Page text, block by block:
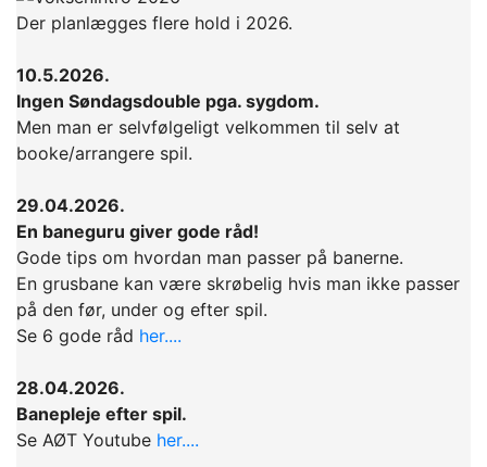
Der planlægges flere hold i 2026.
10.5.2026.
Ingen Søndagsdouble pga. sygdom.
Men man er selvfølgeligt velkommen til selv at
booke/arrangere spil.
29.04.2026.
En baneguru giver gode råd!
Gode tips om hvordan man passer på banerne.
En grusbane kan være skrøbelig hvis man ikke passer
på den før, under og efter spil.
Se 6 gode råd her....
28.04.2026.
Banepleje efter spil.
Se AØT Youtube her....